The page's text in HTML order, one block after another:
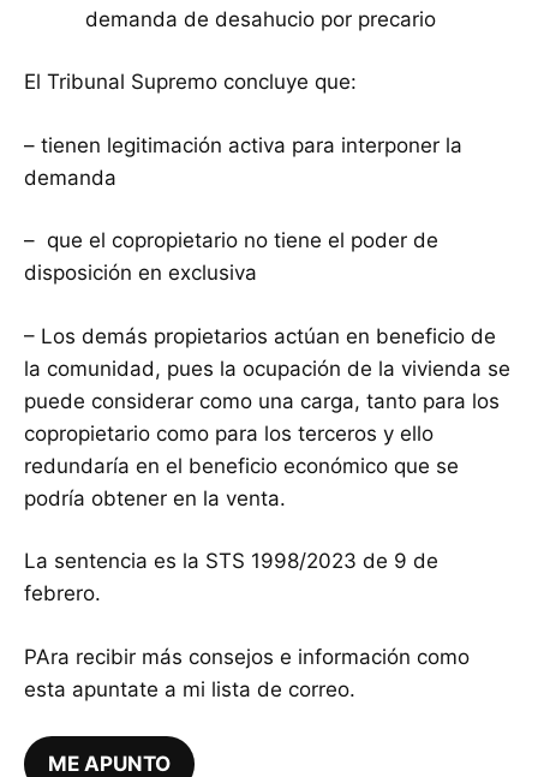
demanda de desahucio por precario
El Tribunal Supremo concluye que:
– tienen legitimación activa para interponer la
demanda
– que el copropietario no tiene el poder de
disposición en exclusiva
– Los demás propietarios actúan en beneficio de
la comunidad, pues la ocupación de la vivienda se
puede considerar como una carga, tanto para los
copropietario como para los terceros y ello
redundaría en el beneficio económico que se
podría obtener en la venta.
La sentencia es la STS 1998/2023 de 9 de
febrero.
PAra recibir más consejos e información como
esta apuntate a mi lista de correo.
ME APUNTO